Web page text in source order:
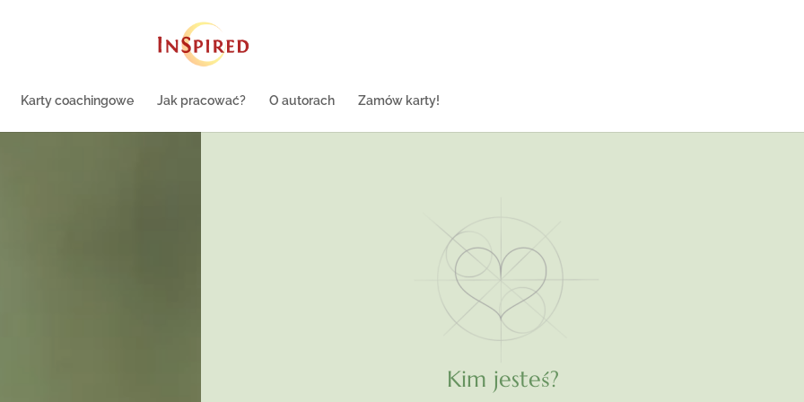
Karty coachingowe Jak pracować? O autorach Zamów karty!
Kim jesteś?